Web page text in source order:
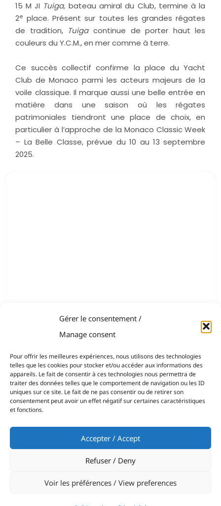
Gérer le consentement /
Manage consent
Pour offrir les meilleures expériences, nous utilisons des technologies
telles que les cookies pour stocker et/ou accéder aux informations des
appareils. Le fait de consentir à ces technologies nous permettra de
traiter des données telles que le comportement de navigation ou les ID
uniques sur ce site. Le fait de ne pas consentir ou de retirer son
consentement peut avoir un effet négatif sur certaines caractéristiques
et fonctions.
Accepter / Accept
Refuser / Deny
Voir les préférences / View preferences
15 M JI Tuiga, bateau amiral du Club, termine à la
2e place. Présent sur toutes les grandes régates
de tradition, Tuigacontinue de porter haut les
couleurs du Y.C.M., en mer comme à terre.
Ce succès collectif confirme la place du Yacht
Club de Monaco parmi les acteurs majeurs de la
voile classique. Il marque aussi une belle entrée en
matière dans une saison où les régates
patrimoniales tiendront une place de choix, en
particulier à l’approche de la Monaco Classic Week
– La Belle Classe, prévue du 10 au 13 septembre
2025.